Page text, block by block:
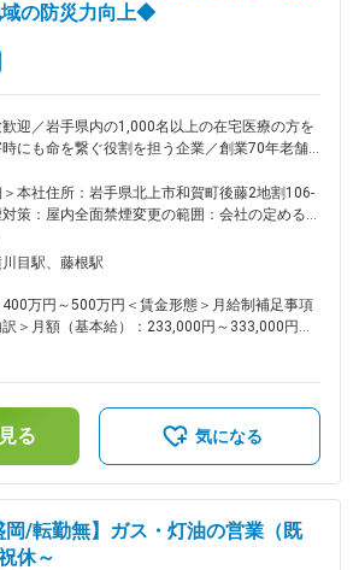
ます。 開発職は専任が1名（設計担当）、他部
技術者）在籍しています。 ■「Whole Earth
ューブ」： 当社が開発する完全オフグリッド型
目指して開発、改良を重ねています。レスキュ
能なエネルギーを生み出す発電装置、繰り返し
ルギーのない過酷な状況下にあっても快適に暮
る、ユニバーサルなデザイン。拡張性の高いモ
使用する人・目的・場所・状況に合わせて持続可
提供します。 変更の範囲：会社の定
の防災力向上◆
迎／岩手県内の1,000名以上の在宅医療の方を
にも命を繋ぐ役割を担う企業／創業70年老舗
補助金支援、営業手順の整備などを通じて、営
み”で支える ポジションです。営業・技術・開発
ら、地域の防災力向上と売上拡大に貢献します。
内容 - 営業戦略・販売計画の立案と実行支援 -
度の調査、申請支援、営業資料への反映 - 営業手
の整備と標準化（提案書テンプレート、見積ル
テンツなど） - 市場調査・競合分析・製品ポジ
討 - 社内外向けプレゼンテーション・セミナー
ら覚えていただきます。その後、徐々に営業企画
長と営業部長の2名で対応しております。 ■取
EARTH CUBE（自社開発／CEATEC AWARD
受賞） - WOTA BOX、WOSH（WOTA社／災
用システム） - ラップポン（日本セイフティー
＞本社住所：岩手県北上市和賀町後藤2地割106-
策：屋内全面禁煙変更の範囲：会社の定める事
目駅、藤根駅
400万円～500万円＜賃金形態＞月給制補足事項
＞月額（基本給）：233,000円～333,000円＜
金額であり、選考を通じて上下する可能性があり
額)は固定手当を含めた表記です。
る 気になる
/転勤無】ガス・灯油の営業（既
休～